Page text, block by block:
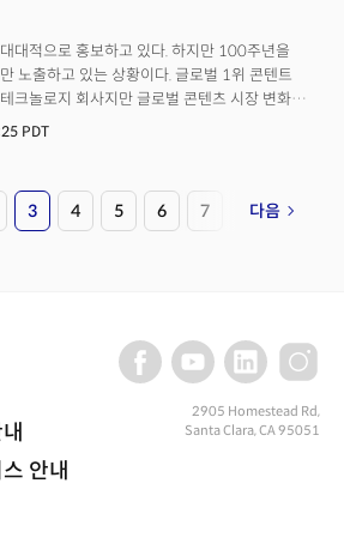
대적으로 홍보하고 있다. 하지만 100주년을
노출하고 있는 상황이다. 글로벌 1위 콘텐트
크놀로지 회사지만 글로벌 콘텐츠 시장 변화에
서 고전하고 있는 것. 100억 달러를 손실을
비즈니스의 침체 등이 디즈니를 괴롭히고 있다.
디다. 디즈니의 불확실한 미래는 주가가
성기의 3분의 1수준에 머물고 있다. 2022년 주당
PDT
3 4 5 6 7 다음
안내
2905 Homestead Rd,
Santa Clara, CA 95051